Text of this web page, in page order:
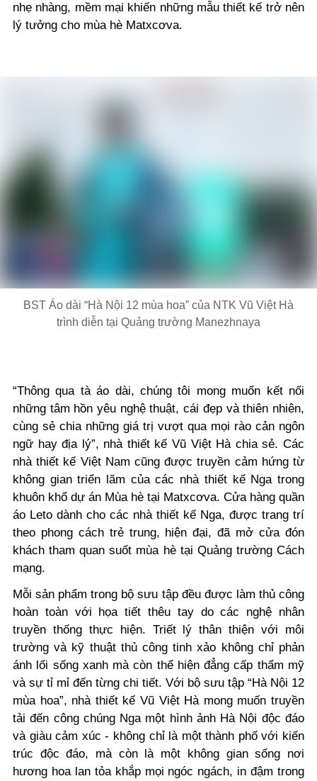
nhẹ nhàng, mềm mại khiến những mẫu thiết kế trở nên
lý tưởng cho mùa hè Matxcơva.
BST Áo dài “Hà Nội 12 mùa hoa” của NTK Vũ Việt Hà
trình diễn tại Quảng trường Manezhnaya
“Thông qua tà áo dài, chúng tôi mong muốn kết nối
những tâm hồn yêu nghệ thuật, cái đẹp và thiên nhiên,
cùng sẻ chia những giá trị vượt qua mọi rào cản ngôn
ngữ hay địa lý”, nhà thiết kế Vũ Việt Hà chia sẻ. Các
nhà thiết kế Việt Nam cũng được truyền cảm hứng từ
không gian triển lãm của các nhà thiết kế Nga trong
khuôn khổ dự án Mùa hè tại Matxcơva. Cửa hàng quần
áo Leto dành cho các nhà thiết kế Nga, được trang trí
theo phong cách trẻ trung, hiện đại, đã mở cửa đón
khách tham quan suốt mùa hè tại Quảng trường Cách
mạng.
Mỗi sản phẩm trong bộ sưu tập đều được làm thủ công
hoàn toàn với họa tiết thêu tay do các nghệ nhân
truyền thống thực hiện. Triết lý thân thiện với môi
trường và kỹ thuật thủ công tinh xảo không chỉ phản
ánh lối sống xanh mà còn thể hiện đẳng cấp thẩm mỹ
và sự tỉ mỉ đến từng chi tiết. Với bộ sưu tập “Hà Nội 12
mùa hoa”, nhà thiết kế Vũ Việt Hà mong muốn truyền
tải đến công chúng Nga một hình ảnh Hà Nội độc đáo
và giàu cảm xúc - không chỉ là một thành phố với kiến
trúc độc đáo, mà còn là một không gian sống nơi
hương hoa lan tỏa khắp mọi ngóc ngách, in đậm trong